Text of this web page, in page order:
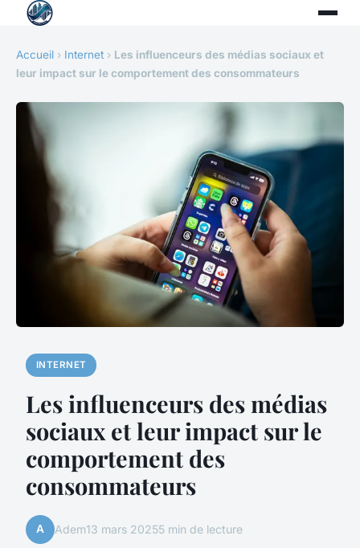
Accueil › Internet › Les influenceurs des médias sociaux et
leur impact sur le comportement des consommateurs
INTERNET
Les influenceurs des médias
sociaux et leur impact sur le
comportement des
consommateurs
A Adem13 mars 20255 min de lecture